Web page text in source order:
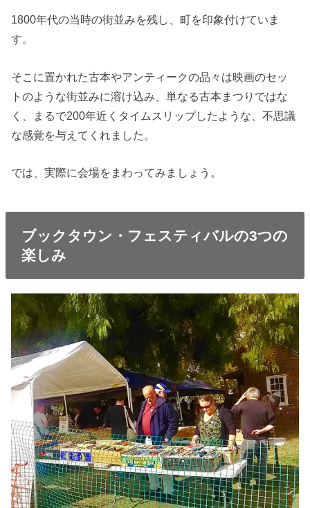
1800年代の当時の街並みを残し、町を印象付けていま
す。
そこに置かれた古本やアンティークの品々は映画のセッ
トのような街並みに溶け込み、単なる古本まつりではな
く、まるで200年近くタイムスリップしたような、不思議
な感覚を与えてくれました。
では、実際に会場をまわってみましょう。
ブックタウン・フェスティバルの3つの
楽しみ